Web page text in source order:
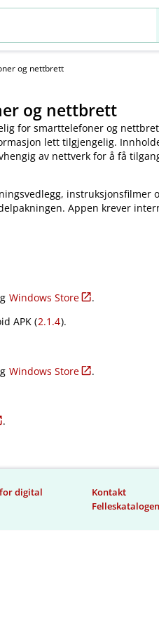
og nettbrett
og nettbrett
for smarttelefoner og
lett tilgjengelig.
av nettverk for å få
instruksjonsfilmer
Appen krever
Windows Store
.
APK (2.1.4).
Windows Store .
.
digital
Kontakt
Felleskatalogen